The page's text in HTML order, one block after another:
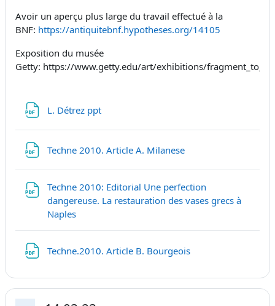
Avoir un aperçu plus large du travail effectué à la
BNF: https://antiquitebnf.hypotheses.org/14105
Exposition du musée
Getty: https://www.getty.edu/art/exhibitions/
L. Détrez ppt
Techne 2010. Article A. Milanese
Techne 2010: Editorial Une perfection
dangereuse. La restauration des vases grecs à
Naples
Techne.2010. Article B. Bourgeois